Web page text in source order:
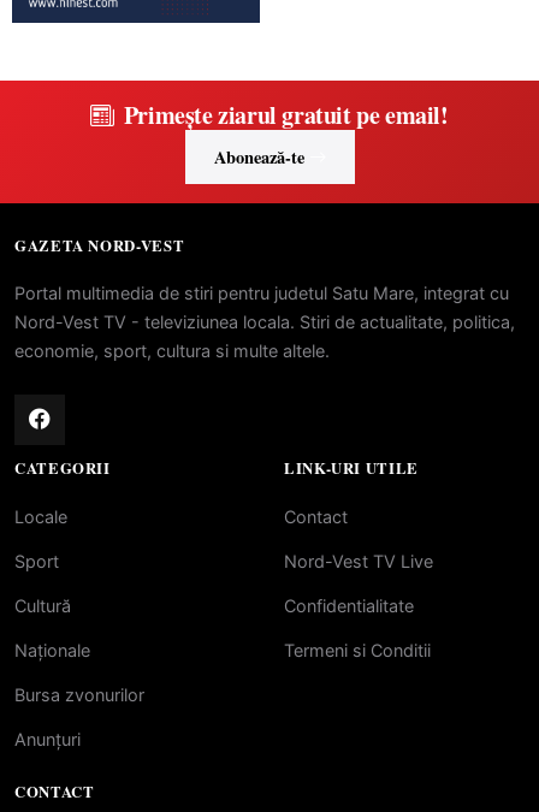
Primește ziarul gratuit pe email!
Abonează-te
GAZETA NORD-VEST
Portal multimedia de stiri pentru judetul Satu Mare, integrat cu
Nord-Vest TV - televiziunea locala. Stiri de actualitate, politica,
economie, sport, cultura si multe altele.
CATEGORII
Locale
Sport
Cultură
Naționale
Bursa zvonurilor
Anunțuri
LINK-URI UTILE
Contact
Nord-Vest TV Live
Confidentialitate
Termeni si Conditii
CONTACT